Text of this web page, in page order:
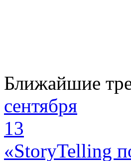
Ближайшие
сентября
13
«StoryTelling